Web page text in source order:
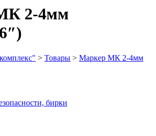
2-4мм
> Товары > Маркер МК 2-4мм
бирки